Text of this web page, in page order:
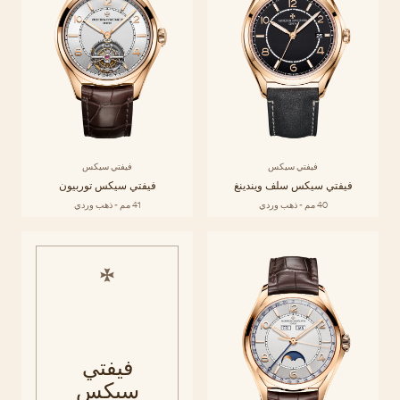
فيفتي سيكس
فيفتي سيكس سلف ويندينغ
40 مم - ذهب وردي
فيفتي سيكس
فيفتي سيكس توربيون
41 مم - ذهب وردي
فيفتي
سيكس